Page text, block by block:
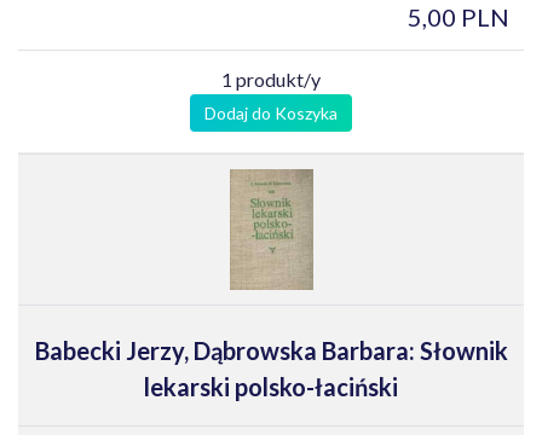
5,00 PLN
1 produkt/y
Dodaj do Koszyka
Babecki Jerzy, Dąbrowska Barbara: Słownik
lekarski polsko-łaciński